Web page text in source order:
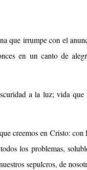
que irrumpe con el
en un canto de
a la luz; vida que
creemos en Cristo: con
los problemas,
sepulcros, de